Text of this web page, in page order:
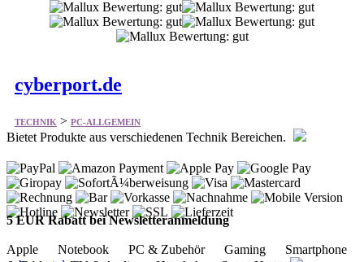
cyberport.de
TECHNIK > PC-ALLGEMEIN
Bietet Produkte aus verschiedenen Technik Bereichen.
5 EUR Rabatt bei Newsletteranmeldung
Apple Notebook PC & Zubehör Gaming Smartphone